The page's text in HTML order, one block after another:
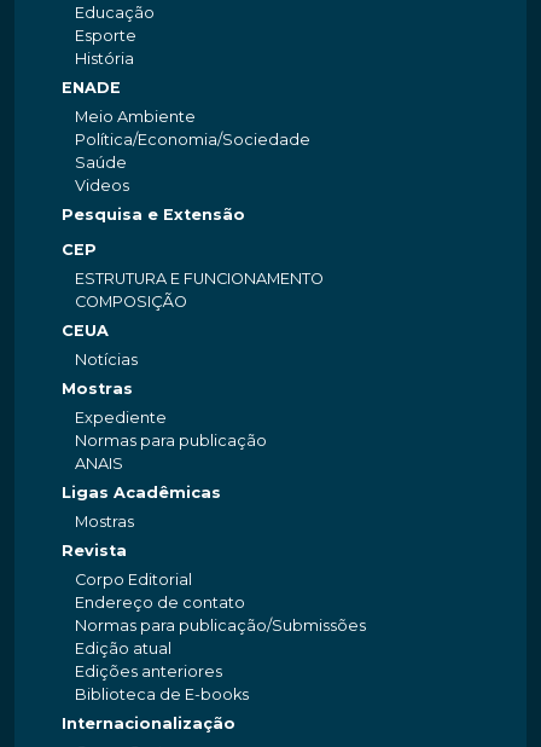
Educação
Esporte
História
ENADE
Meio Ambiente
Política/Economia/Sociedade
Saúde
Videos
Pesquisa e Extensão
CEP
ESTRUTURA E FUNCIONAMENTO
COMPOSIÇÃO
CEUA
Notícias
Mostras
Expediente
Normas para publicação
ANAIS
Ligas Acadêmicas
Mostras
Revista
Corpo Editorial
Endereço de contato
Normas para publicação/Submissões
Edição atual
Edições anteriores
Biblioteca de E-books
Internacionalização